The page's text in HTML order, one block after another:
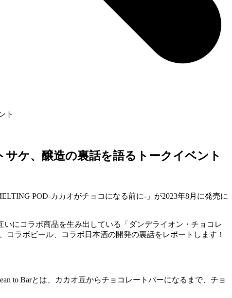
ト
ケ、醸造の裏話を語るトークイベント
POD-カカオがチョコになる前に-」が2023年8月に発売に
にコラボ商品を生み出している「ダンデライオン・チョコレ
コラボビール、コラボ日本酒の開発の裏話をレポートします！
to Barとは、カカオ豆からチョコレートバーになるまで、チョ